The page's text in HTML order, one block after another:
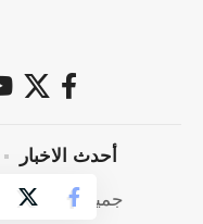
جميع الحقوق
أحدث الاخبار